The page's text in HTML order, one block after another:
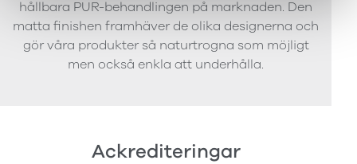
hållbara PUR-behandlingen på marknaden. Den
matta finishen framhäver de olika designerna och
gör våra produkter så naturtrogna som möjligt
men också enkla att underhålla.
Ackrediteringar